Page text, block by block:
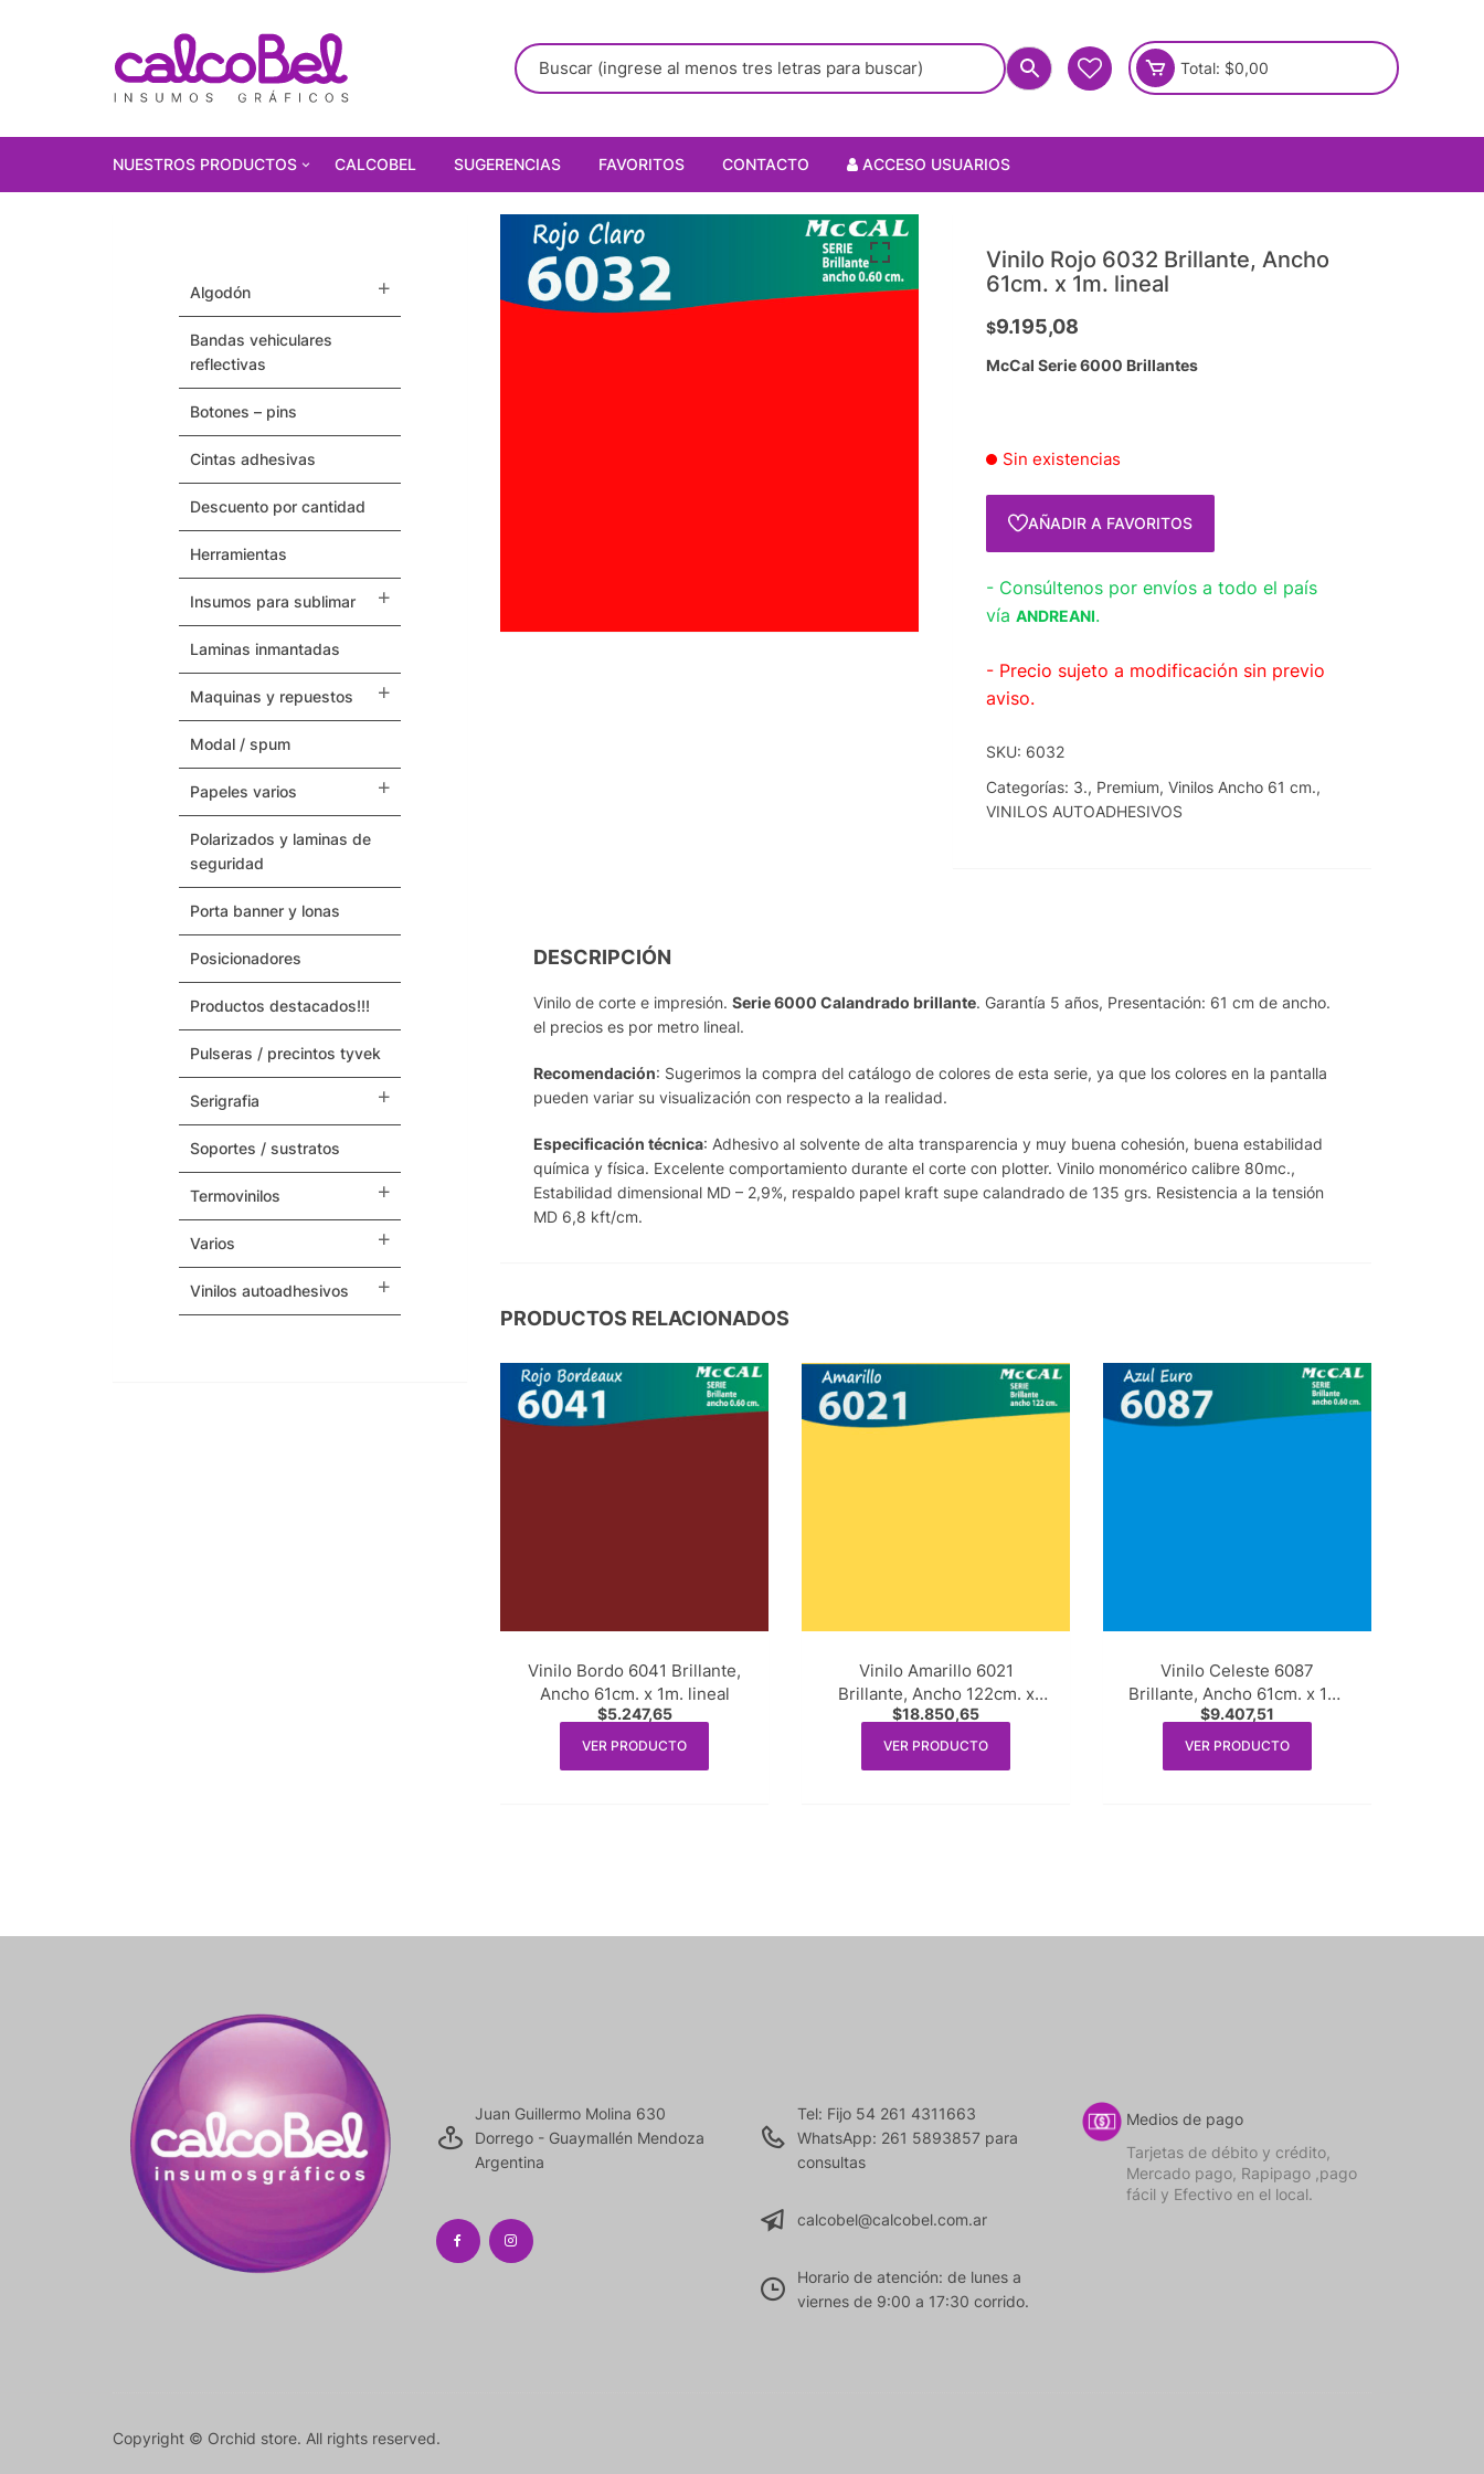
Total: $0,00
NUESTROS PRODUCTOS
Polarizados
Vinilos Autoadhesivos
Pulseras / Precintos Tyvek
Herramientas
Termovinilos
Posicionadores
Cintas Adhesivas
Papeles Varios
Laminas Inmantadas
Soporte / Sustratos
Serigrafia
Maquinas y Repuestos
CALCOBEL SUGERENCIAS FAVORITOS CONTACTO ACCESO USUARIOS
Vinilo Rojo 6032 Brillante, Ancho
61cm. x 1m. lineal
$9.195,08
McCal Serie 6000 Brillantes
Sin existencias
AÑADIR A FAVORITOS
- Consúltenos por envíos a todo el país
víaANDREANI.
- Precio sujeto a modificación sin previo
aviso.
SKU: 6032
Categorías: 3., Premium,Vinilos Ancho 61 cm.,
VINILOS AUTOADHESIVOS
DESCRIPCIÓN
Vinilo de corte e impresión. Serie 6000 Calandrado brillante. Garantía 5 años, Presentación: 61 cm de ancho.
el precios es por metro lineal.
Recomendación: Sugerimos la compra del catálogo de colores de esta serie, ya que los colores en la pantalla
pueden variar su visualización con respecto a la realidad.
Especificación técnica: Adhesivo al solvente de alta transparencia y muy buena cohesión, buena estabilidad
química y física. Excelente comportamiento durante el corte con plotter. Vinilo monomérico calibre 80mc.,
Estabilidad dimensional MD – 2,9%, respaldo papel kraft supe calandrado de 135 grs. Resistencia a la tensión
MD 6,8 kft/cm.
PRODUCTOS RELACIONADOS
Vinilo Bordo 6041 Brillante,
Ancho 61cm. x 1m. lineal
$5.247,65
VER PRODUCTO
Vinilo Amarillo 6021
Brillante, Ancho 122cm. x
1m. lineal
$18.850,65
VER PRODUCTO
Vinilo Celeste 6087
Brillante, Ancho 61cm. x 1m.
lineal
$9.407,51
VER PRODUCTO
algodón
bandas vehiculares
reflectivas
botones – pins
cintas adhesivas
descuento por cantidad
herramientas
insumos para sublimar
laminas inmantadas
maquinas y repuestos
modal / spum
papeles varios
polarizados y laminas de
seguridad
porta banner y lonas
posicionadores
productos destacados!!!
pulseras / precintos tyvek
serigrafia
soportes / sustratos
termovinilos
varios
vinilos autoadhesivos
Juan Guillermo Molina 630
Dorrego - Guaymallén Mendoza
Argentina
Tel: Fijo 54 261 4311663
WhatsApp: 261 5893857 para
consultas
calcobel@calcobel.com.ar
Horario de atención: de lunes a
viernes de 9:00 a 17:30 corrido.
Medios de pago
Tarjetas de débito y crédito,
Mercado pago, Rapipago ,pago
fácil y Efectivo en el local.
Copyright © Orchid store. All rights reserved.